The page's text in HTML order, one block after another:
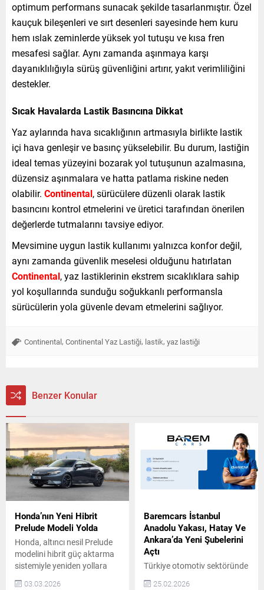
optimum performans sunacak şekilde tasarlanmıştır. Özel
kauçuk bileşenleri ve sırt desenleri sayesinde hem kuru
hem ıslak zeminlerde yüksek yol tutuşu ve kısa fren
mesafesi sağlar. Aynı zamanda aşınmaya karşı
dayanıklılığıyla sürüş güvenliğini artırır, yakıt verimliliğini
destekler.
Sıcak Havalarda Lastik Basıncına Dikkat
Yaz aylarında hava sıcaklığının artmasıyla birlikte lastik
içi hava genleşir ve basınç yükselebilir. Bu durum, lastiğin
ideal temas yüzeyini bozarak yol tutuşunun azalmasına,
düzensiz aşınmalara ve hatta patlama riskine neden
olabilir. Continental, sürücülere düzenli olarak lastik
basıncını kontrol etmelerini ve üretici tarafından önerilen
değerlerde tutmalarını tavsiye ediyor.
Mevsimine uygun lastik kullanımı yalnızca konfor değil,
aynı zamanda güvenlik meselesi olduğunu hatırlatan
Continental, yaz lastiklerinin ekstrem sıcaklıklara sahip
yol koşullarında sunduğu soğukkanlı performansla
sürücülerin yola güvenle devam etmelerini sağlıyor.
Continental, Continental Yaz Lastiği, lastik, yaz lastiği
Benzer Konular
Honda’nın Yeni Hibrit
Prelude Modeli Yolda
Honda, altıncı nesil Prelude
modelini hibrit güç aktarma
sistemiyle yeniden yollara
03.03.2026
Baremcars İstanbul
Anadolu Yakası, Hatay Ve
Ankara’da Yeni Şubelerini
Açtı
Türkiye otomotiv sektöründe
25.02.2026